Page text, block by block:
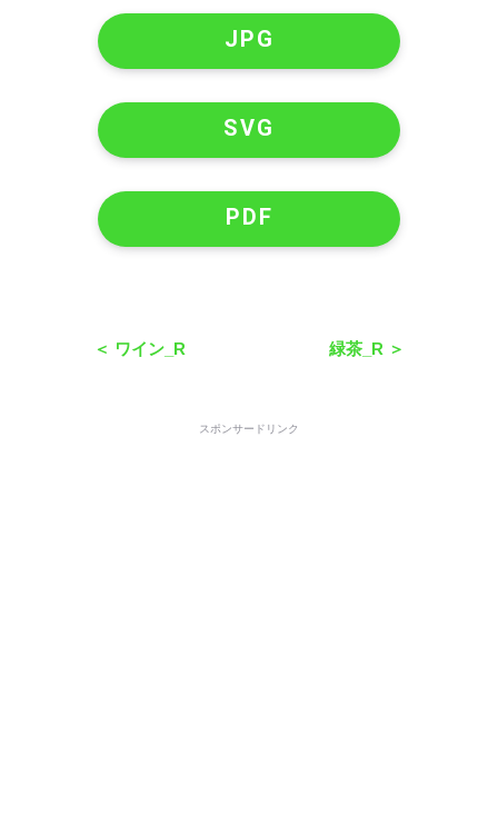
JPG
SVG
PDF
＜ ワイン_R 緑茶_R ＞
スポンサードリンク